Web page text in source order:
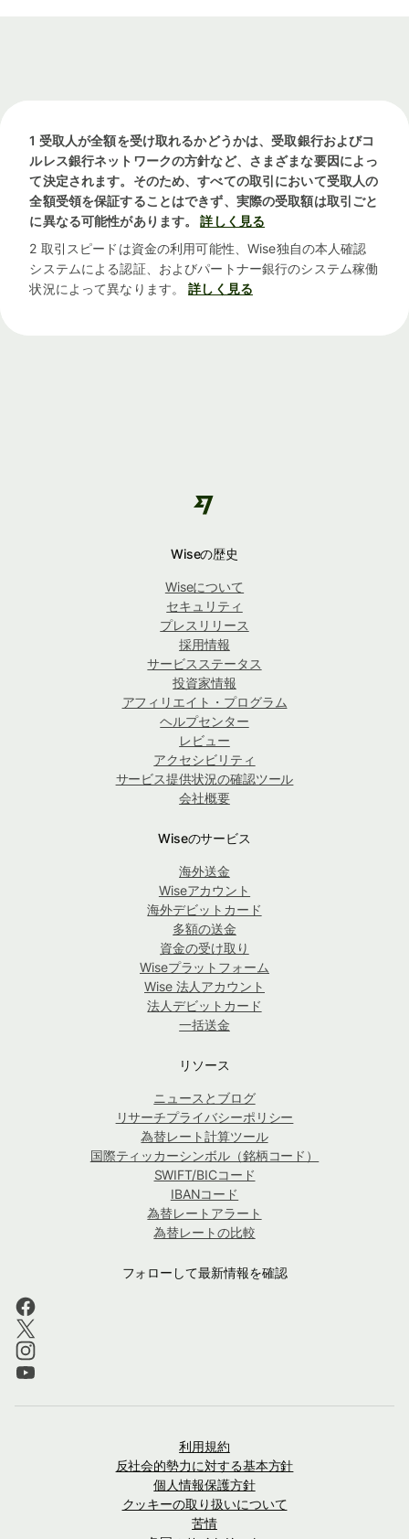
1 受取人が全額を受け取れるかどうかは、受取銀行およびコ
ルレス銀行ネットワークの方針など、さまざまな要因によっ
て決定されます。そのため、すべての取引において受取人の
全額受領を保証することはできず、実際の受取額は取引ごと
に異なる可能性があります。
詳しく見る
2 取引スピードは資金の利用可能性、Wise独自の本人確認
システムによる認証、およびパートナー銀行のシステム稼働
状況によって異なります。
詳しく見る
Wiseの歴史
Wiseについて
セキュリティ
プレスリリース
採用情報
サービスステータス
投資家情報
アフィリエイト・プログラム
ヘルプセンター
レビュー
アクセシビリティ
サービス提供状況の確認ツール
会社概要
Wiseのサービス
海外送金
Wiseアカウント
海外デビットカード
多額の送金
資金の受け取り
Wiseプラットフォーム
Wise 法人アカウント
法人デビットカード
一括送金
リソース
ニュースとブログ
リサーチプライバシーポリシー
為替レート計算ツール
国際ティッカーシンボル（銘柄コード）
SWIFT/BICコード
IBANコード
為替レートアラート
為替レートの比較
フォローして最新情報を確認
利用規約
反社会的勢力に対する基本方針
個人情報保護方針
クッキーの取り扱いについて
苦情